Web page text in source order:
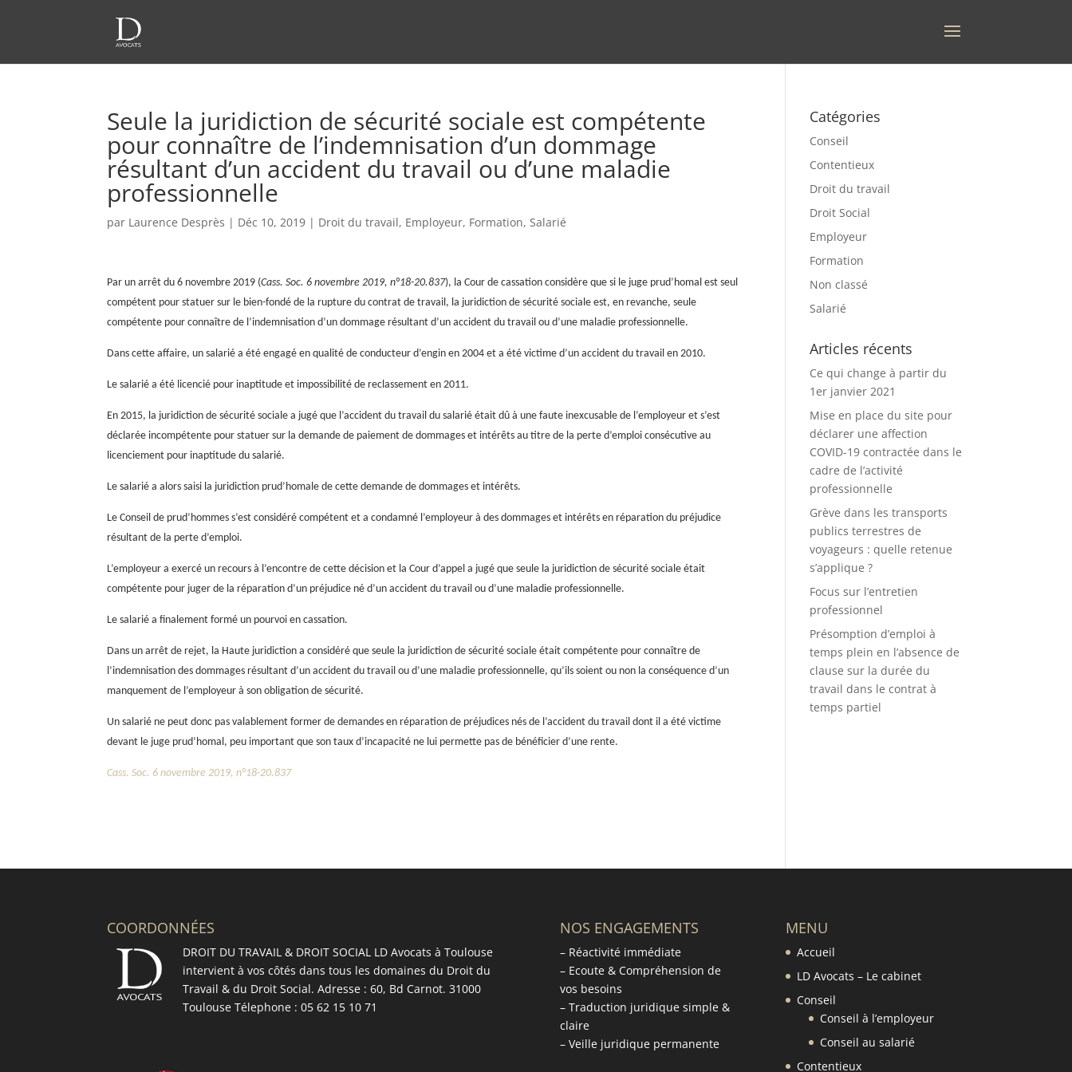
Seule la juridiction de sécurité sociale est compétente
pour connaître de l’indemnisation d’un dommage
résultant d’un accident du travail ou d’une maladie
professionnelle
par Laurence Desprès | Déc 10, 2019 | Droit du travail, Employeur, Formation,Salarié
Par un arrêt du 6 novembre 2019 (Cass. Soc. 6 novembre 2019, n°18-20.837), la Cour de cassation considère que si le juge prud’homal est seul
compétent pour statuer sur le bien-fondé de la rupture du contrat de travail, la juridiction de sécurité sociale est, en revanche, seule
compétente pour connaître de l’indemnisation d’un dommage résultant d’un accident du travail ou d’une maladie professionnelle.
Dans cette affaire, un salarié a été engagé en qualité de conducteur d’engin en 2004 et a été victime d’un accident du travail en 2010.
Le salarié a été licencié pour inaptitude et impossibilité de reclassement en 2011.
En 2015, la juridiction de sécurité sociale a jugé que l’accident du travail du salarié était dû à une faute inexcusable de l’employeur et s’est
déclarée incompétente pour statuer sur la demande de paiement de dommages et intérêts au titre de la perte d’emploi consécutive au
licenciement pour inaptitude du salarié.
Le salarié a alors saisi la juridiction prud’homale de cette demande de dommages et intérêts.
Le Conseil de prud’hommes s’est considéré compétent et a condamné l’employeur à des dommages et intérêts en réparation du préjudice
résultant de la perte d’emploi.
L’employeur a exercé un recours à l’encontre de cette décision et la Cour d’appel a jugé que seule la juridiction de sécurité sociale était
compétente pour juger de la réparation d’un préjudice né d’un accident du travail ou d’une maladie professionnelle.
Le salarié a finalement formé un pourvoi en cassation.
Dans un arrêt de rejet, la Haute juridiction a considéré que seule la juridiction de sécurité sociale était compétente pour connaître de
l’indemnisation des dommages résultant d’un accident du travail ou d’une maladie professionnelle, qu’ils soient ou non la conséquence d’un
manquement de l’employeur à son obligation de sécurité.
Un salarié ne peut donc pas valablement former de demandes en réparation de préjudices nés de l’accident du travail dont il a été victime
devant le juge prud’homal, peu important que son taux d’incapacité ne lui permette pas de bénéficier d’une rente.
Cass. Soc. 6 novembre 2019, n°18-20.837
Catégories
Conseil
Contentieux
Droit du travail
Droit Social
Employeur
Formation
Non classé
Salarié
Articles récents
Ce qui change à partir du
1er janvier 2021
Mise en place du site pour
déclarer une affection
COVID-19 contractée dans le
cadre de l’activité
professionnelle
Grève dans les transports
publics terrestres de
voyageurs : quelle retenue
s’applique ?
Focus sur l’entretien
professionnel
Présomption d’emploi à
temps plein en l’absence de
clause sur la durée du
travail dans le contrat à
temps partiel
COORDONNÉES
DROIT DU TRAVAIL & DROIT SOCIAL LD Avocats à Toulouse
intervient à vos côtés dans tous les domaines du Droit du
Travail & du Droit Social. Adresse : 60, Bd Carnot. 31000
Toulouse Télephone : 05 62 15 10 71
NOS ENGAGEMENTS
– Réactivité immédiate
– Ecoute & Compréhension de
vos besoins
– Traduction juridique simple &
claire
– Veille juridique permanente
MENU
Accueil
LD Avocats – Le cabinet
Conseil
Conseil à l’employeur
Conseil au salarié
Contentieux